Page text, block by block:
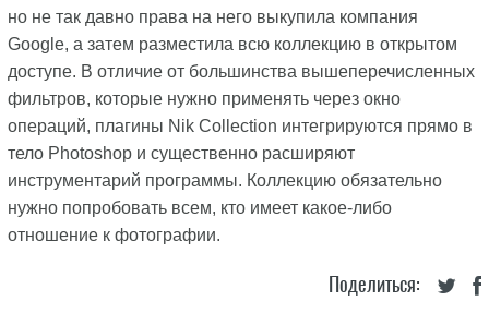
но не так давно права на него выкупила компания
Google, а затем разместила всю коллекцию в открытом
доступе. В отличие от большинства вышеперечисленных
фильтров, которые нужно применять через окно
операций, плагины Nik Collection интегрируются прямо в
тело Photoshop и существенно расширяют
инструментарий программы. Коллекцию обязательно
нужно попробовать всем, кто имеет какое-либо
отношение к фотографии.
Поделиться: